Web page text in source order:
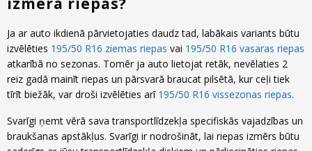
Ja ar auto ikdienā pārvietojaties daudz tad, labākais variants būtu
izvēlēties 195/50 R16 ziemas riepas vai 195/50 R16 vasaras riepas
atkarībā no sezonas. Tomēr ja auto lietojat retāk, nevēlaties 2
reiz gadā mainīt riepas un pārsvarā braucat pilsētā, kur ceļi tiek
tīrīt biežāk, var droši izvēlēties arī 195/50 R16 vissezonas riepas.
Svarīgi ņemt vērā sava transportlīdzekļa specifiskās vajadzības un
braukšanas apstākļus. Svarīgi ir nodrošināt, lai riepas izmērs būtu